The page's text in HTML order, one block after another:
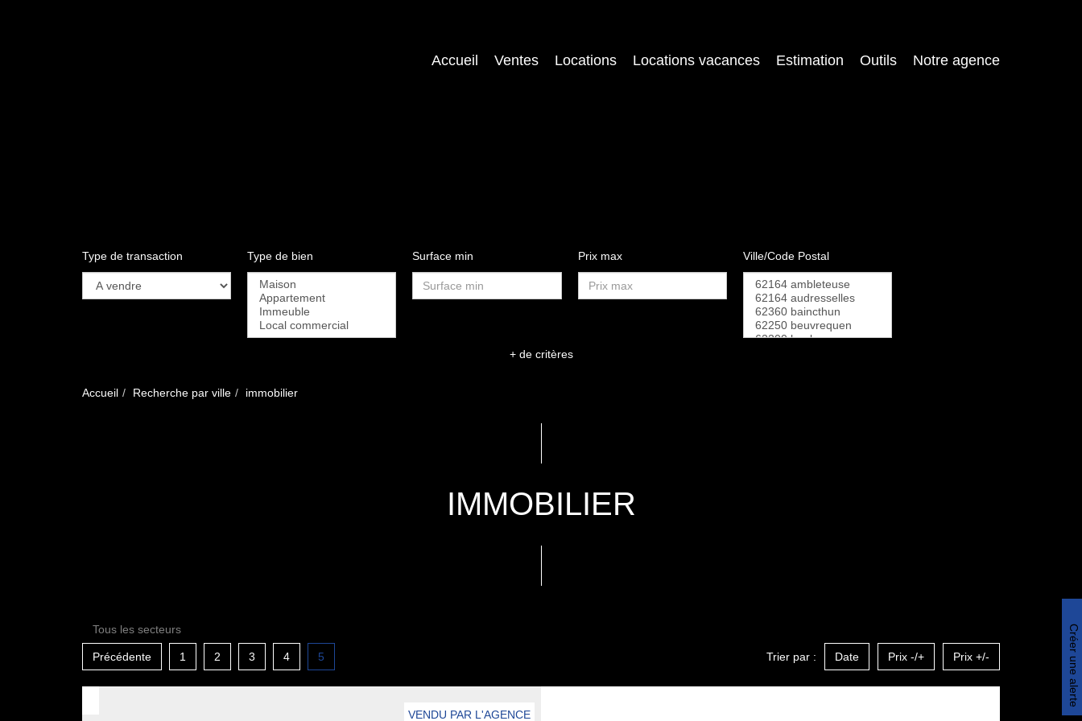
Accueil Ventes Locations Locations vacances Estimation Outils Notre agence
Type de transaction Type de bien Surface min Prix max Ville/Code Postal
+ de critères
Accueil Recherche par ville immobilier
IMMOBILIER
Tous les secteurs Créer une alerte
Précédente 1 2 3 4 5 Trier par : Date Prix -/+ Prix +/-
VENDU PAR L'AGENCE